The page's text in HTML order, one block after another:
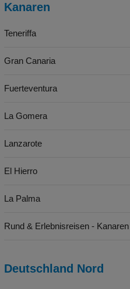
Kanaren
Teneriffa
Gran Canaria
Fuerteventura
La Gomera
Lanzarote
El Hierro
La Palma
Rund & Erlebnisreisen - Kanaren
Deutschland Nord